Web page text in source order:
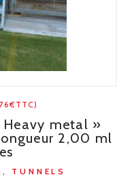
metal »
2,00 ml
TUNNELS